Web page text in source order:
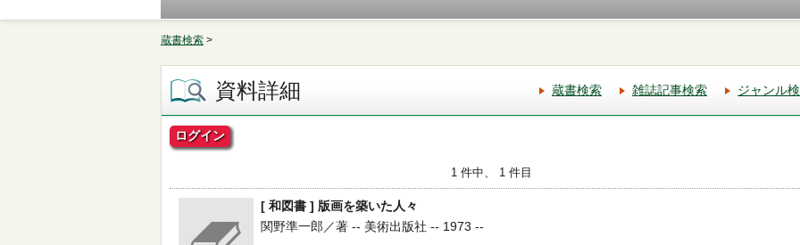
蔵書検索 >
資料詳細 蔵書検索 雑誌記事検索 ジャンル
ログイン
1 件中、 1 件目
[ 和図書 ] 版画を築いた人々
関野準一郎／著 -- 美術出版社 -- 1973 --